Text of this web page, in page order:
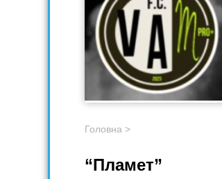
Головна >
“Пламет”